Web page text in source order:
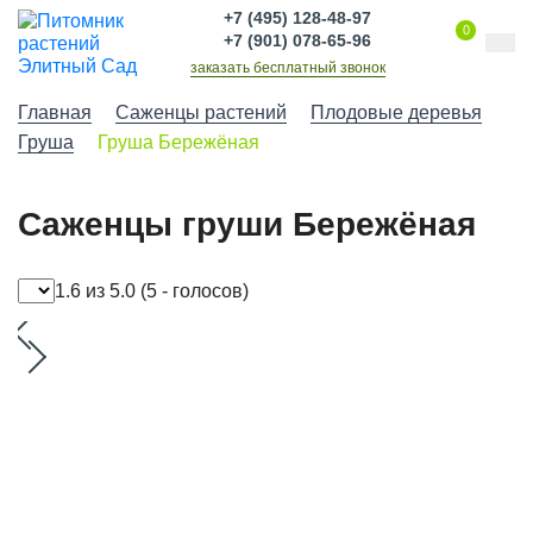
+7 (495) 128-48-97
+7 (901) 078-65-96
заказать бесплатный звонок
0
Главная Саженцы растений
Плодовые деревья
Груша
Груша Бережёная
Саженцы груши Бережёная
1.6 из 5.0 (5 - голосов)